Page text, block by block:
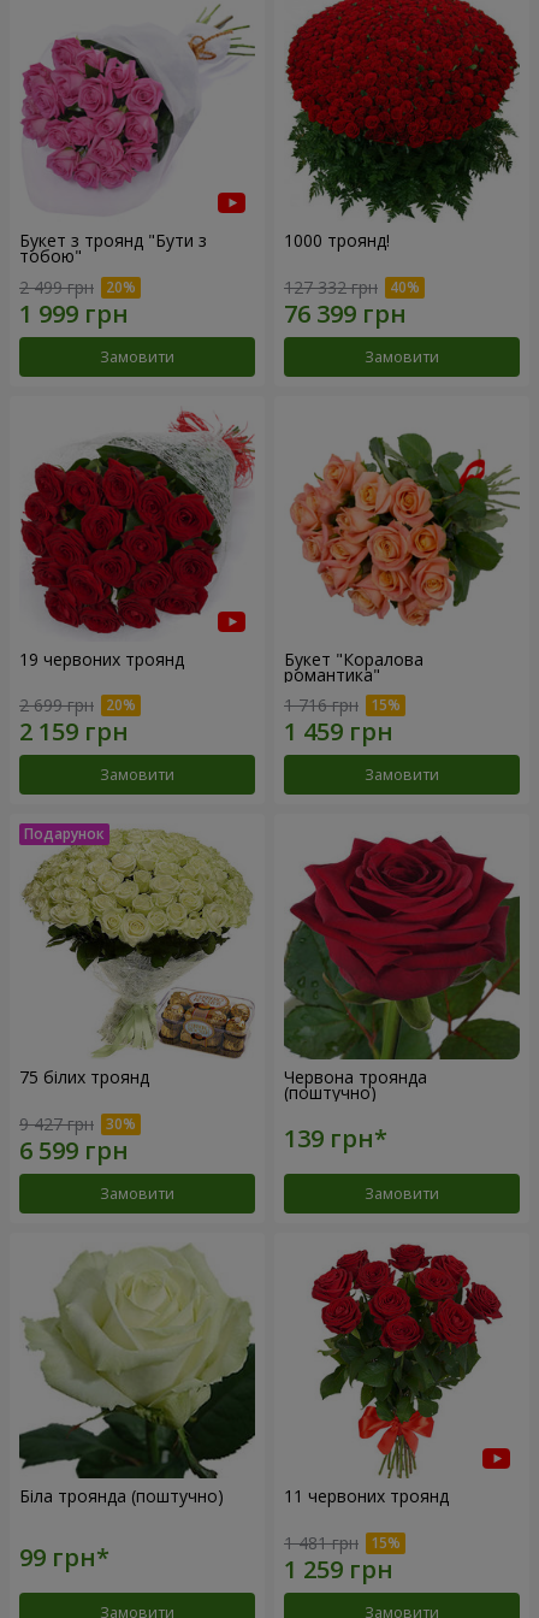
Букет з троянд "Бути з
тобою"
2 499 грн
Замовити
1000 троянд!
127 332 грн
Замовити
19 червоних троянд
2 699 грн
Замовити
Букет "Коралова
романтика"
1 716 грн
Замовити
75 білих троянд
9 427 грн
Замовити
Червона троянда
(поштучно)
Замовити
Біла троянда (поштучно)
Замовити
11 червоних троянд
1 481 грн
Замовити